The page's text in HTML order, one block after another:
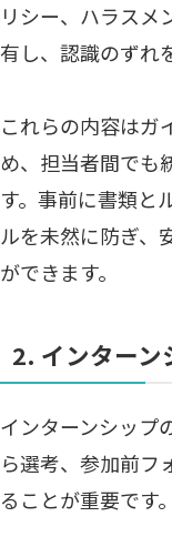
リシー、ハラスメ
有し、認識のずれ
これらの内容はガ
め、担当者間でも
す。事前に書類と
ルを未然に防ぎ、
ができます。
2. インターン
インターンシップ
ら選考、参加前フ
ることが重要です